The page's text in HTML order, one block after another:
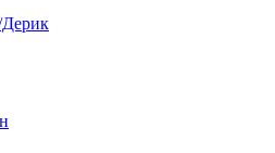
Дерик